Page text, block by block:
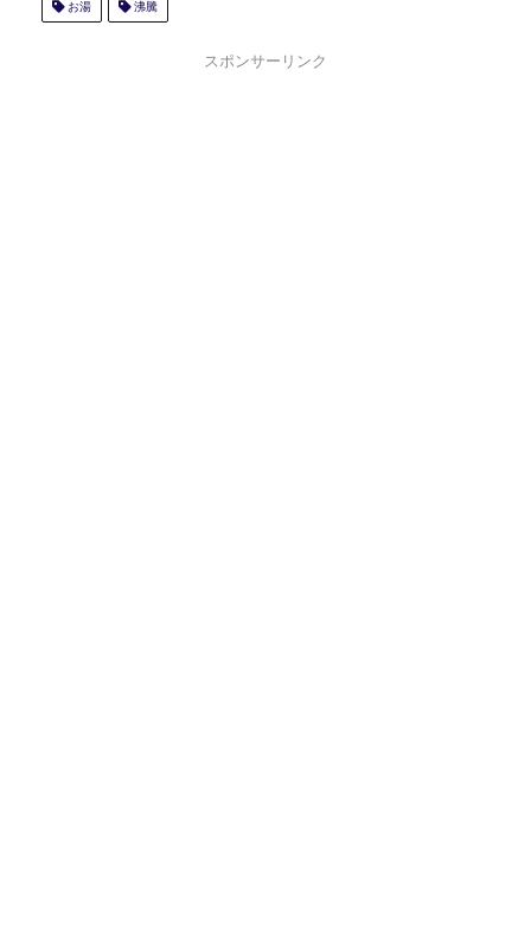
お湯 沸騰
スポンサーリンク